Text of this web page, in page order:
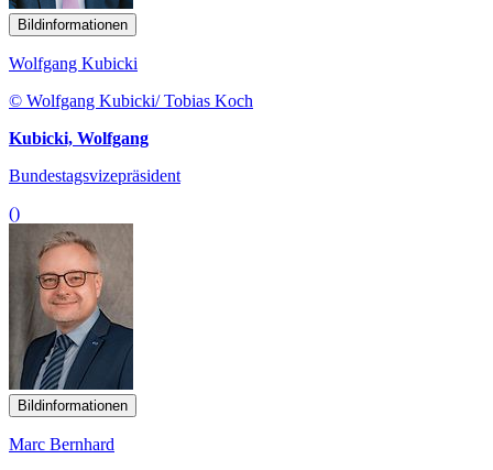
Bildinformationen
Wolfgang Kubicki
© Wolfgang Kubicki/ Tobias Koch
Kubicki, Wolfgang
Bundestagsvizepräsident
()
Bildinformationen
Marc Bernhard